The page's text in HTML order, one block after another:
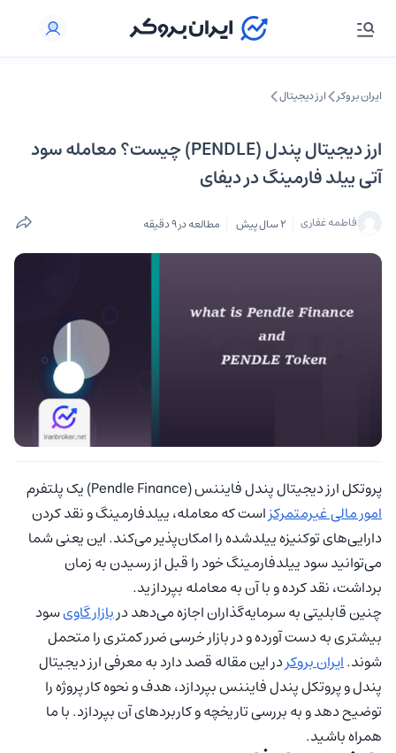
ایران بروکر ارز دیجیتال
ارز دیجیتال پندل (PENDLE) چیست؟ معامله سود
آتی ییلد فارمینگ در دیفای
فاطمه غفاری 2 سال پیش مطالعه در 9 دقیقه
پروتکل ارز دیجیتال پندل فایننس (Pendle Finance) یک پلتفرم
امور مالی غیرمتمرکزاست که معامله، ییلدفارمینگ و نقد کردن
دارایی‌های توکنیزه ییلدشده را امکان‌پذیر می‌کند. این یعنی شما
می‌توانید سود ییلدفارمینگ خود را قبل از رسیدن به زمان
برداشت، نقد کرده و با آن به معامله بپردازید.
چنین قابلیتی به سرمایه‌گذاران اجازه می‌دهد دربازار گاویسود
بیشتری به دست آورده و در بازار خرسی ضرر کمتری را متحمل
شوند.ایران بروکردر این مقاله قصد دارد به معرفی ارز دیجیتال
پندل و پروتکل پندل فایننس بپردازد، هدف و نحوه کار پروژه را
توضیح دهد و به بررسی تاریخچه و کاربردهای آن بپردازد. با ما
همراه باشید.